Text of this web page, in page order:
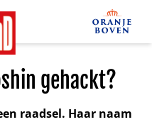
gehackt?
raadsel. Haar naam